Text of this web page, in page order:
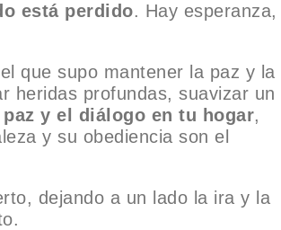
está perdido. Hay esperanza,
que supo mantener la paz y la
heridas profundas, suavizar un
paz y el diálogo en tu hogar,
y su obediencia son el
dejando a un lado la ira y la